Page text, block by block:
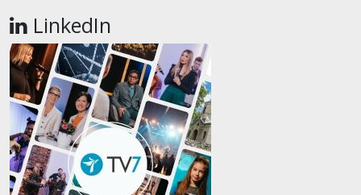
LinkedIn